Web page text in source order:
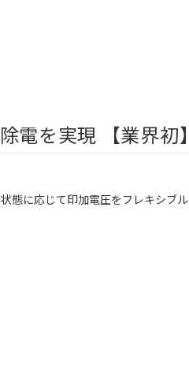
電を実現 【業界初】
態に応じて印加電圧をフレキシブ